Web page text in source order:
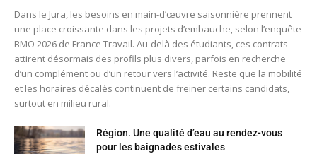
Dans le Jura, les besoins en main-d’œuvre saisonnière prennent
une place croissante dans les projets d’embauche, selon l’enquête
BMO 2026 de France Travail. Au-delà des étudiants, ces contrats
attirent désormais des profils plus divers, parfois en recherche
d’un complément ou d’un retour vers l’activité. Reste que la mobilité
et les horaires décalés continuent de freiner certains candidats,
surtout en milieu rural.
Région. Une qualité d’eau au rendez-vous
pour les baignades estivales